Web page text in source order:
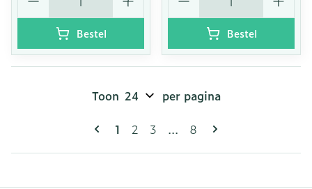
Bestel Bestel
Pagina's
U lees momenteel pagina
1 Pagina
2 Pagina
3 ... Pagina
8
Toon per pagina